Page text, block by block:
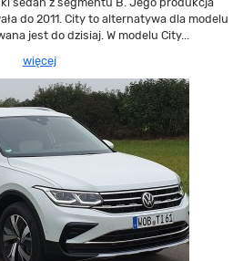
do 2011. City to alternatywa dla modelu
jest do dzisiaj. W modelu City...
więcej